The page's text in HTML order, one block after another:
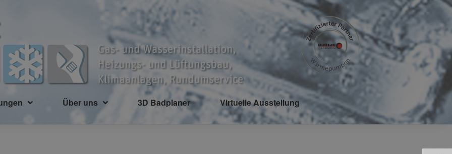
Über uns 3D Badplaner Virtuelle Ausstellung